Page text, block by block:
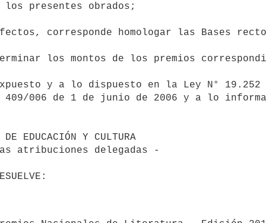
presentes obrados;
409/006 de 1 de junio de 2006 y a lo